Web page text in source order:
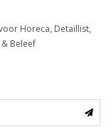
Horeca, Detaillist,
Beleef